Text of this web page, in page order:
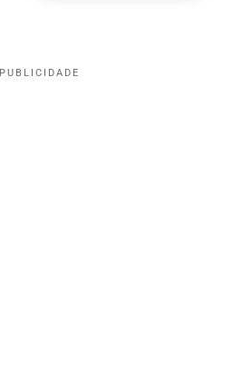
PUBLICIDADE